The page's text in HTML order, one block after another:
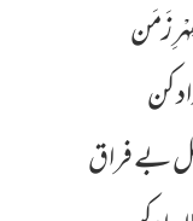
زَمَن
کن
بے فراق